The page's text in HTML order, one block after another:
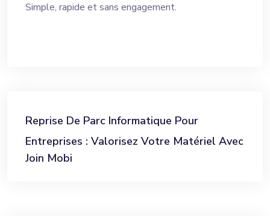
Simple, rapide et sans engagement.
Reprise De Parc Informatique Pour
Entreprises : Valorisez Votre Matériel Avec
Join Mobi